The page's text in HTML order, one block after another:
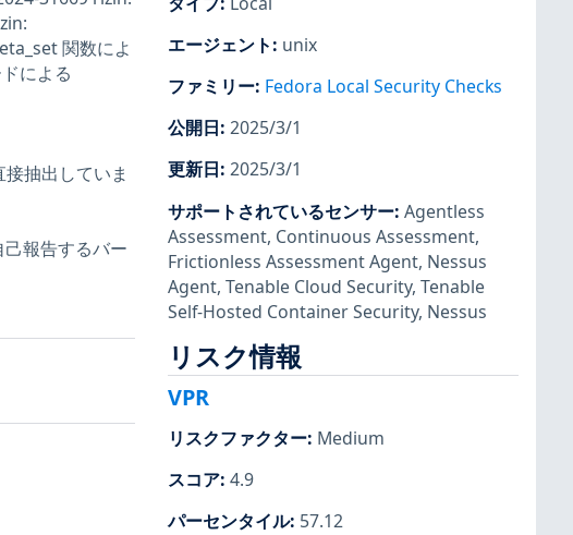
関数によ
による
抽出していま
報告するバー
エージェント: unix
ファミリー: Fedora Local Security Checks
公開日: 2025/3/1
更新日: 2025/3/1
サポートされているセンサー: Agentless
Assessment, Continuous Assessment,
Frictionless Assessment Agent, Nessus
Agent, Tenable Cloud Security, Tenable
Self-Hosted Container Security, Nessus
リスク情報
VPR
リスクファクター: Medium
スコア: 4.9
パーセンタイル: 57.12